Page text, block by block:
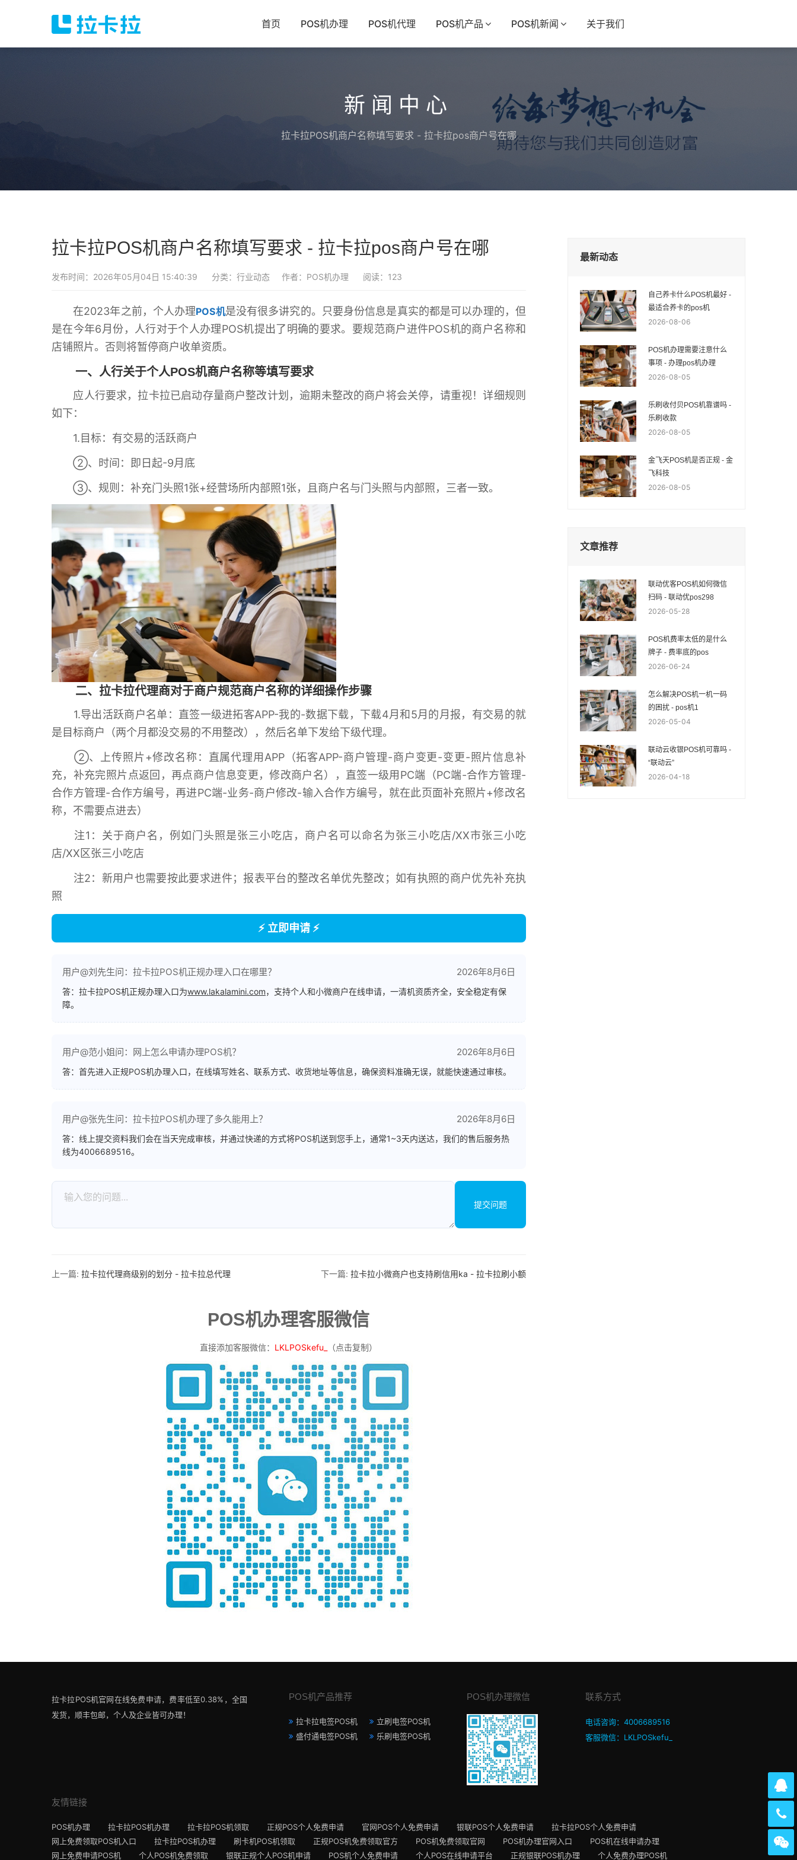
首页 POS机办理 POS机代理 POS机产品 POS机新闻 关于我们
新闻中心
拉卡拉POS机商户名称填写要求 - 拉卡拉pos商户号在哪
拉卡拉POS机商户名称填写要求 - 拉卡拉pos商户号在哪
发布时间：2026年05月04日 15:40:39 分类： 行业动态 作者：POS机办理 阅读：123
在2023年之前，个人办理POS机是没有很多讲究的。只要身份信息是真实的都是可以办理的，但
是在今年6月份，人行对于个人办理POS机提出了明确的要求。要规范商户进件POS机的商户名称和
店铺照片。否则将暂停商户收单资质。
一、人行关于个人POS机商户名称等填写要求
应人行要求，拉卡拉已启动存量商户整改计划，逾期未整改的商户将会关停，请重视！详细规则
如下：
1.目标：有交易的活跃商户
②、时间：即日起-9月底
③、规则：补充门头照1张+经营场所内部照1张，且商户名与门头照与内部照，三者一致。
二、拉卡拉代理商对于商户规范商户名称的详细操作步骤
1.导出活跃商户名单：直签一级进拓客APP-我的-数据下载，下载4月和5月的月报，有交易的就
是目标商户（两个月都没交易的不用整改），然后名单下发给下级代理。
②、上传照片+修改名称：直属代理用APP（拓客APP-商户管理-商户变更-变更-照片信息补
充，补充完照片点返回，再点商户信息变更，修改商户名），直签一级用PC端（PC端-合作方管理-
合作方管理-合作方编号，再进PC端-业务-商户修改-输入合作方编号，就在此页面补充照片+修改名
称，不需要点进去）
注1：关于商户名，例如门头照是张三小吃店，商户名可以命名为张三小吃店/XX市张三小吃
店/XX区张三小吃店
注2：新用户也需要按此要求进件；报表平台的整改名单优先整改；如有执照的商户优先补充执
照
⚡ 立即申请 ⚡
用户@刘先生问：拉卡拉POS机正规办理入口在哪里？ 2026年8月6日
答：拉卡拉POS机正规办理入口为www.lakalamini.com，支持个人和小微商户在线申请，一清机资质齐全，安全稳定有保
障。
用户@范小姐问：网上怎么申请办理POS机？ 2026年8月6日
答：首先进入正规POS机办理入口，在线填写姓名、联系方式、收货地址等信息，确保资料准确无误，就能快速通过审核。
用户@张先生问：拉卡拉POS机办理了多久能用上？ 2026年8月6日
答：线上提交资料我们会在当天完成审核，并通过快递的方式将POS机送到您手上，通常1~3天内送达，我们的售后服务热
线为4006689516。
提交问题
上一篇: 拉卡拉代理商级别的划分 - 拉卡拉总代理 下一篇: 拉卡拉小微商户也支持刷信用ka - 拉卡拉刷小额
POS机办理客服微信
直接添加客服微信： LKLPOSkefu_ （点击复制）
最新动态
自己养卡什么POS机最好 -
最适合养卡的pos机
2026-08-06
POS机办理需要注意什么
事项 - 办理pos机办理
2026-08-05
乐刷收付贝POS机靠谱吗 -
乐刷收款
2026-08-05
金飞天POS机是否正规 - 金
飞科技
2026-08-05
文章推荐
联动优客POS机如何微信
扫码 - 联动优pos298
2026-05-28
POS机费率太低的是什么
牌子 - 费率底的pos
2026-06-24
怎么解决POS机一机一码
的困扰 - pos机1
2026-05-04
联动云收银POS机可靠吗 -
“联动云”
2026-04-18
拉卡拉POS机官网在线免费申请，费率低至0.38%，全国
发货，顺丰包邮，个人及企业皆可办理！
POS机产品推荐
拉卡拉电签POS机
立刷电签POS机
盛付通电签POS机
乐刷电签POS机
POS机办理微信 联系方式
电话咨询：4006689516
客服微信：LKLPOSkefu_
友情链接
POS机办理 拉卡拉POS机办理 拉卡拉POS机领取 正规POS个人免费申请 官网POS个人免费申请 银联POS个人免费申请
拉卡拉POS个人免费申请
网上免费领取POS机入口
拉卡拉POS机办理 刷卡机POS机领取 正规POS机免费领取官方 POS机免费领取官网 POS机办理官网入口
POS机在线申请办理
网上免费申请POS机
个人POS机免费领取 银联正规个人POS机申请 POS机个人免费申请 个人POS在线申请平台 正规银联POS机办理 个人免费办理POS机